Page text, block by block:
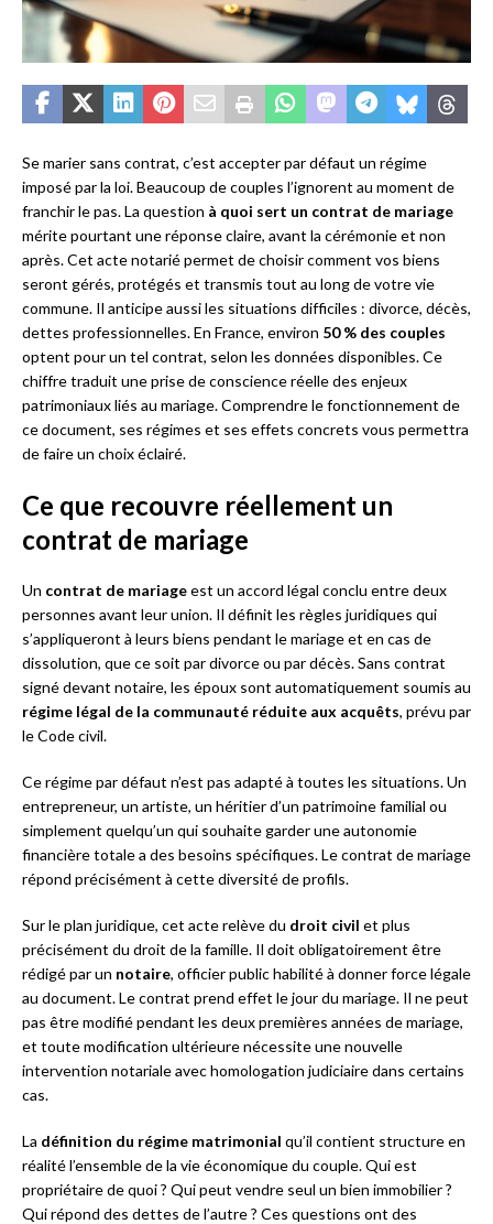
Se marier sans contrat, c’est accepter par défaut un régime
imposé par la loi. Beaucoup de couples l’ignorent au moment de
franchir le pas. La question à quoi sert un contrat de mariage
mérite pourtant une réponse claire, avant la cérémonie et non
après. Cet acte notarié permet de choisir comment vos biens
seront gérés, protégés et transmis tout au long de votre vie
commune. Il anticipe aussi les situations difficiles : divorce, décès,
dettes professionnelles. En France, environ 50 % des couples
optent pour un tel contrat, selon les données disponibles. Ce
chiffre traduit une prise de conscience réelle des enjeux
patrimoniaux liés au mariage. Comprendre le fonctionnement de
ce document, ses régimes et ses effets concrets vous permettra
de faire un choix éclairé.
Ce que recouvre réellement un
contrat de mariage
Un contrat de mariageest un accord légal conclu entre deux
personnes avant leur union. Il définit les règles juridiques qui
s’appliqueront à leurs biens pendant le mariage et en cas de
dissolution, que ce soit par divorce ou par décès. Sans contrat
signé devant notaire, les époux sont automatiquement soumis au
régime légal de la communauté réduite aux acquêts, prévu par
le Code civil.
Ce régime par défaut n’est pas adapté à toutes les situations. Un
entrepreneur, un artiste, un héritier d’un patrimoine familial ou
simplement quelqu’un qui souhaite garder une autonomie
financière totale a des besoins spécifiques. Le contrat de mariage
répond précisément à cette diversité de profils.
Sur le plan juridique, cet acte relève du droit civil et plus
précisément du droit de la famille. Il doit obligatoirement être
rédigé par un notaire, officier public habilité à donner force légale
au document. Le contrat prend effet le jour du mariage. Il ne peut
pas être modifié pendant les deux premières années de mariage,
et toute modification ultérieure nécessite une nouvelle
intervention notariale avec homologation judiciaire dans certains
cas.
La définition du régime matrimonial qu’il contient structure en
réalité l’ensemble de la vie économique du couple. Qui est
propriétaire de quoi ? Qui peut vendre seul un bien immobilier ?
Qui répond des dettes de l’autre ? Ces questions ont des